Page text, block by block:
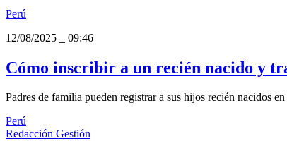
Perú
12/08/2025
09:46
Cómo inscribir a un recién nacido y
Padres de familia pueden registrar a sus hijos recién nacidos
Perú
Redacción Gestión